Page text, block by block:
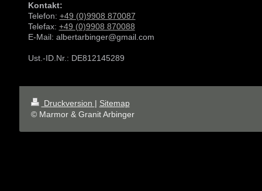
Kontakt:
Telefon: +49 (0)9908 870087
Telefax: +49 (0)9908 870088
E-Mail: albertarbinger@gmail.com
Ust.-ID.Nr.: DE812145289
Druckversion | Sitemap
© Marmor & Granit Arbinger